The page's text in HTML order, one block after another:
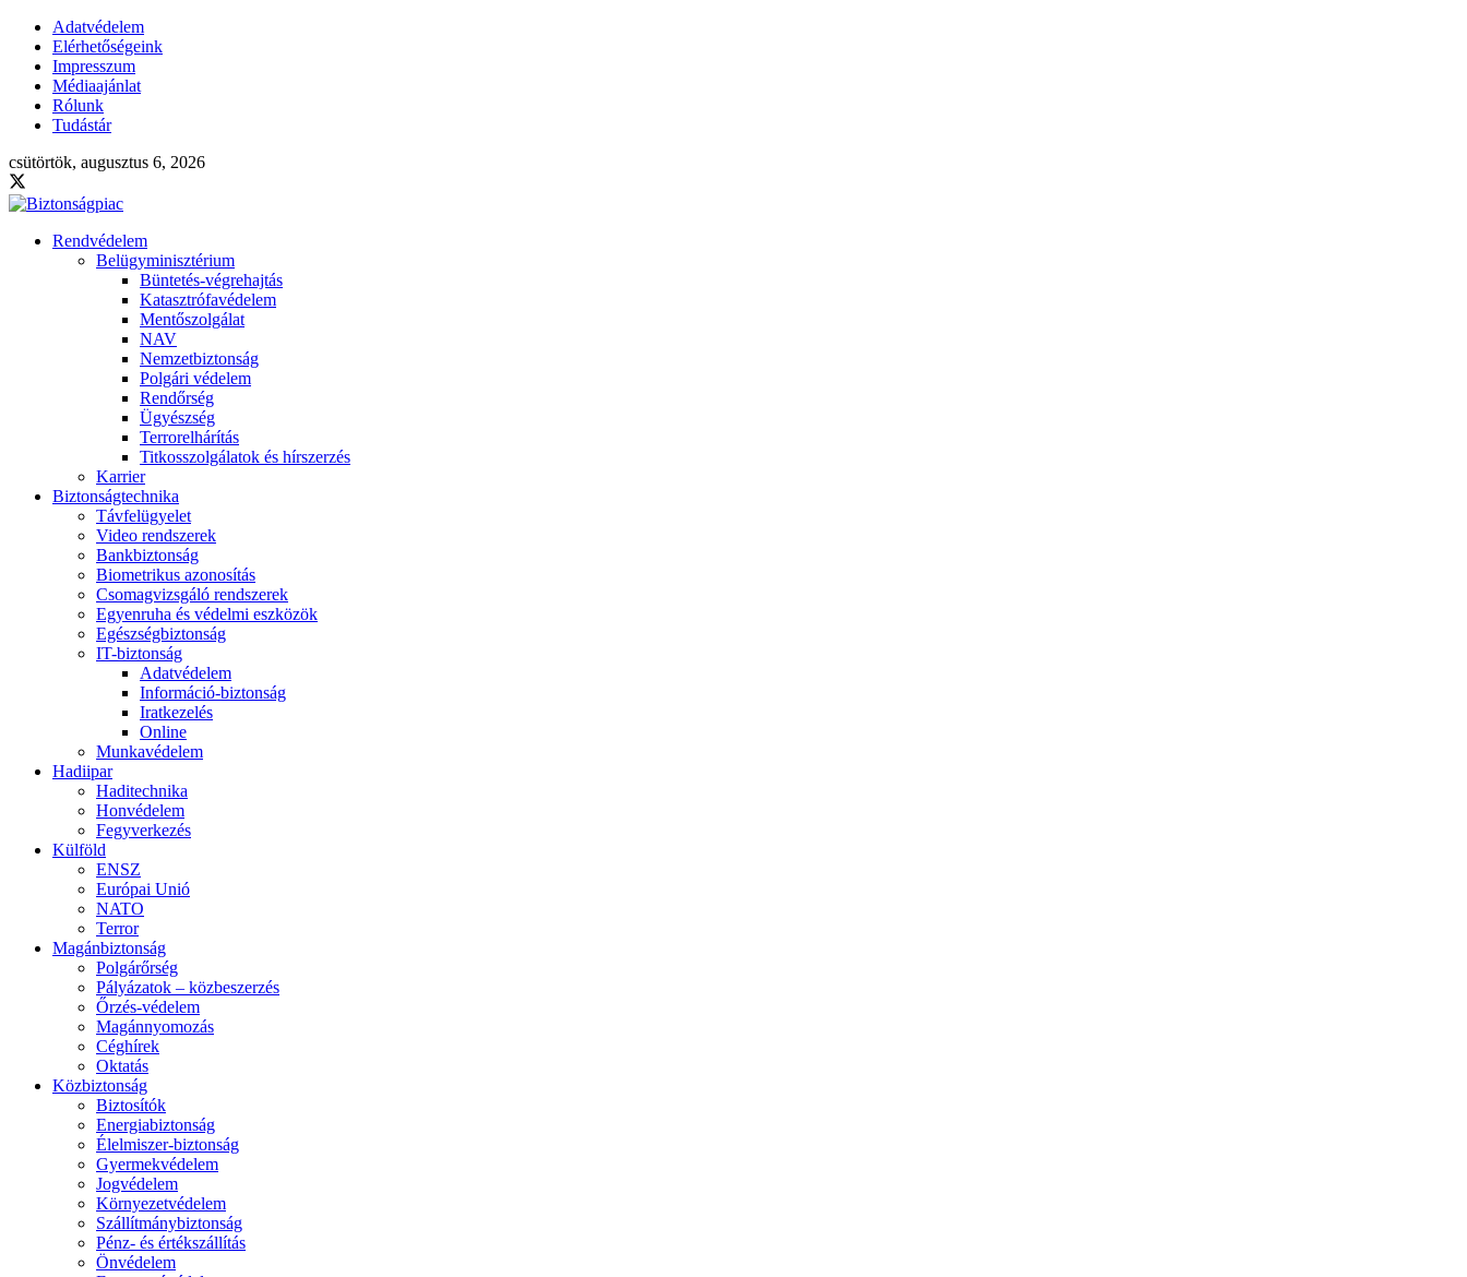
Adatvédelem
Elérhetőségeink
Impresszum
Médiaajánlat
Rólunk
Tudástár
csütörtök, augusztus 6, 2026
Rendvédelem
Belügyminisztérium
Büntetés-végrehajtás
Katasztrófavédelem
Mentőszolgálat
NAV
Nemzetbiztonság
Polgári védelem
Rendőrség
Ügyészség
Terrorelhárítás
Titkosszolgálatok és hírszerzés
Karrier
Biztonságtechnika
Távfelügyelet
Video rendszerek
Bankbiztonság
Biometrikus azonosítás
Csomagvizsgáló rendszerek
Egyenruha és védelmi eszközök
Egészségbiztonság
IT-biztonság
Adatvédelem
Információ-biztonság
Iratkezelés
Online
Munkavédelem
Hadiipar
Haditechnika
Honvédelem
Fegyverkezés
Külföld
ENSZ
Európai Unió
NATO
Terror
Magánbiztonság
Polgárőrség
Pályázatok – közbeszerzés
Őrzés-védelem
Magánnyomozás
Céghírek
Oktatás
Közbiztonság
Biztosítók
Energiabiztonság
Élelmiszer-biztonság
Gyermekvédelem
Jogvédelem
Környezetvédelem
Szállítmánybiztonság
Pénz- és értékszállítás
Önvédelem